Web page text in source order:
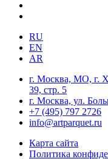
RU
EN
AR
г. Москва, МО, г.
39, стр. 5
г. Москва, ул.
+7 (495) 797 2726
info@artparquet.ru
Карта сайта
Политика